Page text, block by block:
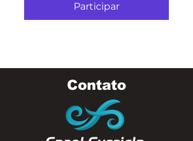
Participar
Contato